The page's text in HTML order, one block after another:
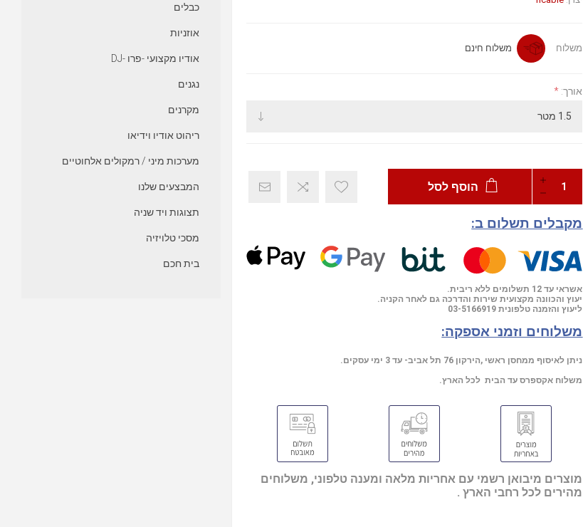
משלוח משלוח חינם
אורך: *
הוסף לסל
מקבלים תשלום ב:
אשראי עד 12 תשלומים ללא ריבית.
יעוץ והכוונה מקצועית שירות והדרכה גם לאחר הקניה.
ליעוץ והזמנה טלפונית 03-5166919
משלוחים וזמני אספקה:
ניתן לאיסוף ממחסן ראשי ,הירקון 76 תל אביב- עד 3 ימי עסקים.
משלוח אקספרס עד הבית לכל הארץ.
מוצרים מיבואן רשמי עם אחריות מלאה ומענה טלפוני, משלוחים
מהירים לכל רחבי הארץ .
כבלים
אוזניות
אודיו מקצועי -פרו -DJ
נגנים
מקרנים
ריהוט אודיו וידיאו
מערכות מיני / רמקולים אלחוטיים
המבצעים שלנו
תצוגות ויד שניה
מסכי טלויזיה
בית חכם